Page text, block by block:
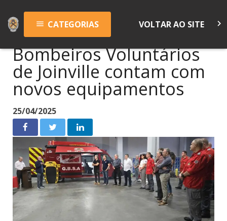
menu CATEGORIAS VOLTAR AO SITE keyboard_arrow_right
Bombeiros Voluntários
de Joinville contam com
novos equipamentos
25/04/2025